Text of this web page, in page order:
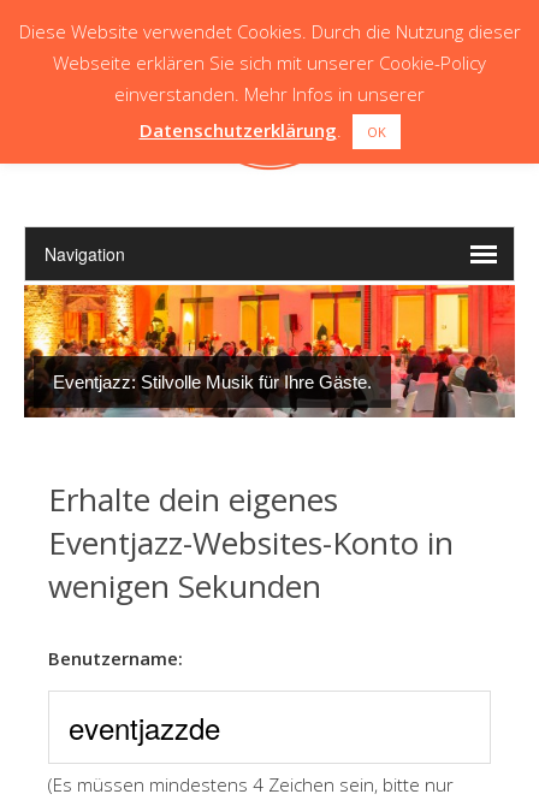
Eventjazz: Stilvolle Musik für Ihre Gäste.
Erhalte dein eigenes
Eventjazz-Websites-Konto in
wenigen Sekunden
Benutzername:
(Es müssen mindestens 4 Zeichen sein, bitte nur
Diese Website verwendet Cookies. Durch die Nutzung dieser
Webseite erklären Sie sich mit unserer Cookie-Policy
einverstanden. Mehr Infos in unserer
Datenschutzerklärung
OK